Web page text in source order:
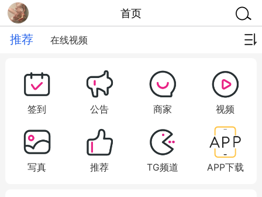
首页
推荐 在线视频
签到 公告 商家 视频
写真 推荐 TG频道 APP下载